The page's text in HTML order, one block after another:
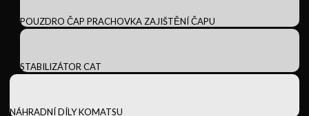
POUZDRO ČAP PRACHOVKA ZAJIŠTĚNÍ ČAPU
STABILIZÁTOR CAT
NÁHRADNÍ DÍLY KOMATSU